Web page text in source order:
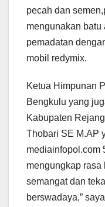
pecah dan
mengunakan batu
pemadatan
mobil redymix.
Ketua Himpunan
Bengkulu yang
Kabupaten
Thobari SE M.AP
mediainfopol.com
mengungkap rasa
semangat dan
berswadaya,”